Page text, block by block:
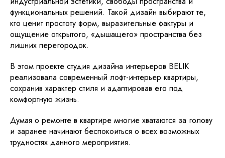
функциональных решений. Такой дизайн выбирают те,
кто ценит простоту форм, выразительные фактуры и
ощущение открытого, «дышащего» пространства без
лишних перегородок.
В этом проекте студия дизайна интерьеров BELIK
реализовала современный лофт-интерьер квартиры,
сохранив характер стиля и адаптировав его под
комфортную жизнь.
Думая о ремонте в квартире многие хватаются за голову
и заранее начинают беспокоиться о всех возможных
трудностях данного мероприятия.